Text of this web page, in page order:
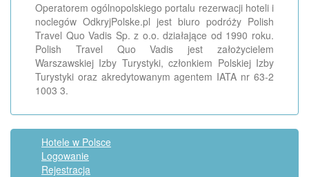
Operatorem ogólnopolskiego portalu rezerwacji hoteli i
noclegów OdkryjPolske.pl jest biuro podróży Polish
Travel Quo Vadis Sp. z o.o. działające od 1990 roku.
Polish Travel Quo Vadis jest założycielem
Warszawskiej Izby Turystyki, członkiem Polskiej Izby
Turystyki oraz akredytowanym agentem IATA nr 63-2
1003 3.
Hotele w Polsce
Logowanie
Rejestracja